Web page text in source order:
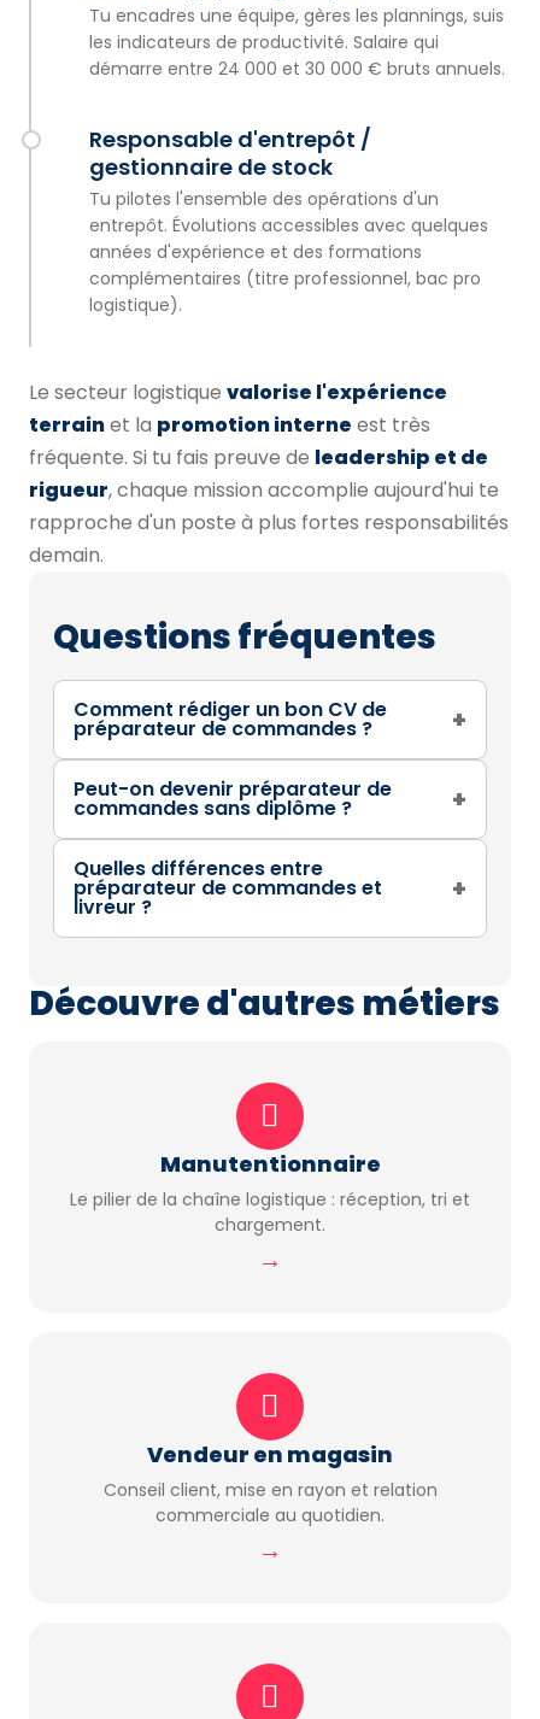
Tu encadres une équipe, gères les plannings, suis
les indicateurs de productivité. Salaire qui
démarre entre 24 000 et 30 000 € bruts annuels.
Responsable d'entrepôt /
gestionnaire de stock
Tu pilotes l'ensemble des opérations d'un
entrepôt. Évolutions accessibles avec quelques
années d'expérience et des formations
complémentaires (titre professionnel, bac pro
logistique).
Le secteur logistique valorise l'expérience
terrainet la promotion interne est très
fréquente. Si tu fais preuve de leadership et de
rigueur, chaque mission accomplie aujourd'hui te
rapproche d'un poste à plus fortes responsabilités
demain.
Questions fréquentes
Comment rédiger un bon CV de
préparateur de commandes ? +
Peut-on devenir préparateur de
commandes sans diplôme ? +
Quelles différences entre
préparateur de commandes et
livreur ?
+
Découvre d'autres métiers
Manutentionnaire
Le pilier de la chaîne logistique : réception, tri et
chargement.
→
Vendeur en magasin
Conseil client, mise en rayon et relation
commerciale au quotidien.
→